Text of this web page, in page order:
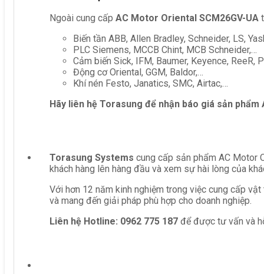
Ngoài cung cấp AC Motor Oriental SCM26GV-UA
Biến tần ABB, Allen Bradley, Schneider, LS,
PLC Siemens, MCCB Chint, MCB Schneider,…
Cảm biến Sick, IFM, Baumer, Keyence, ReeR,
Động cơ Oriental, GGM, Baldor,…
Khí nén Festo, Janatics, SMC, Airtac,…
Hãy liên hệ Torasung để nhận báo giá sản phẩm
Torasung Systems cung cấp sản phẩm AC Motor
khách hàng lên hàng đầu và xem sự hài lòng của
Với hơn 12 năm kinh nghiệm trong việc cung cấp
và mang đến giải pháp phù hợp cho doanh nghiệp.
Liên hệ Hotline: 0962 775 187 để được tư vấn và